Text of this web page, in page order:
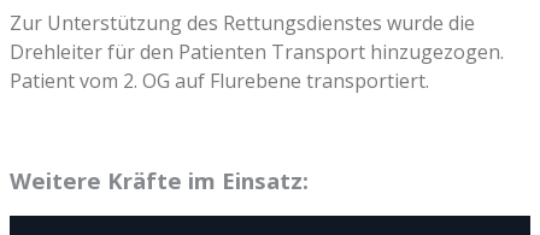
Zur Unterstützung des Rettungsdienstes wurde die
Drehleiter für den Patienten Transport hinzugezogen.
Patient vom 2. OG auf Flurebene transportiert.
Weitere Kräfte im Einsatz: